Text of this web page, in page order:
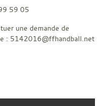
59 05
une demande de
: 5142016@ffhandball.net